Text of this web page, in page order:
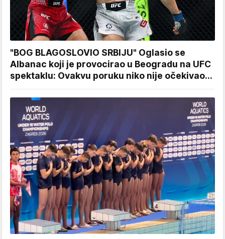
"BOG BLAGOSLOVIO SRBIJU" Oglasio se
Albanac koji je provocirao u Beogradu na UFC
spektaklu: Ovakvu poruku niko nije očekivao...